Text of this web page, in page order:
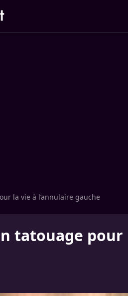
la vie à l’annulaire gauche
tatouage pour